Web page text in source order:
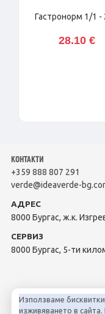
Използваме
изживяването в
Гастронорм 1/1 -
28.10 €
КОНТАКТИ
+359 888 807 291
verde@ideaverde-
АДРЕС
8000 Бургас, ж.к.
СЕРВИЗ
8000 Бургас, 5-ти